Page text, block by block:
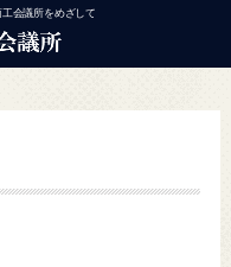
会議所をめざして